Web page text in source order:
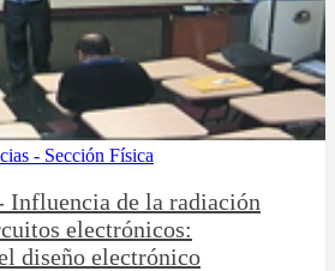
- Sección Física
Influencia de la radiación
electrónicos:
diseño electrónico